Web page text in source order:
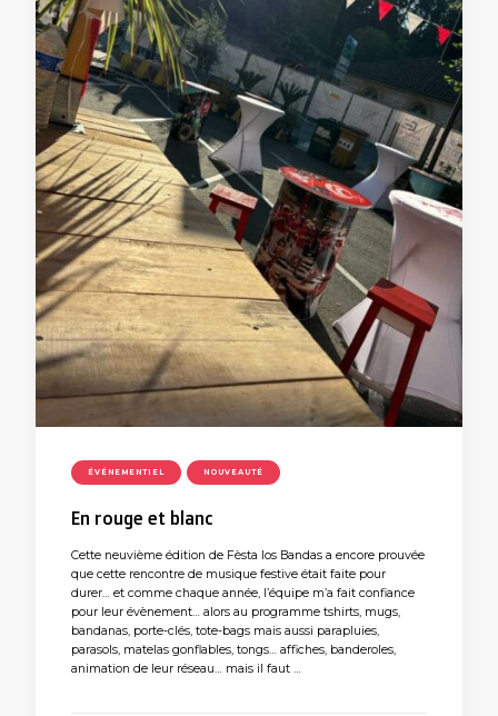
ÉVÉNEMENTIEL NOUVEAUTÉ
En rouge et blanc
Cette neuvième édition de Fèsta los Bandas a encore prouvée
que cette rencontre de musique festive était faite pour
durer… et comme chaque année, l’équipe m’a fait confiance
pour leur évènement… alors au programme tshirts, mugs,
bandanas, porte-clés, tote-bags mais aussi parapluies,
parasols, matelas gonflables, tongs… affiches, banderoles,
animation de leur réseau… mais il faut …